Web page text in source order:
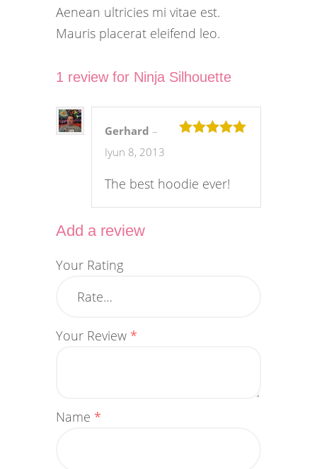
Aenean ultricies mi vitae est.
Mauris placerat eleifend leo.
1 review for Ninja Silhouette
Gerhard –
Iyun 8, 2013
The best hoodie ever!
Add a review
Your Rating
Your Review *
Name *